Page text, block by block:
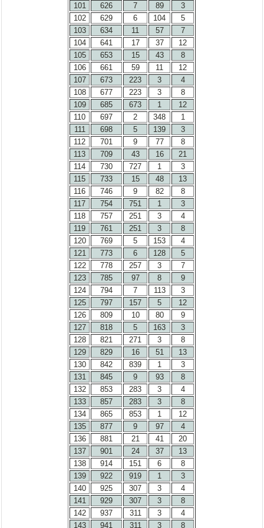
101 626 7 89
3
102
629 6 104
5
103
634 11 57
7
104
641 17 37
12
105
653 15 43
8
106
661 59 11
12
107
673 223 3
4
108
677 223 3
8
109
685 673 1
12
110
697 2 348
1
111
698 5 139
3
112
701 9 77
8
113
709 43 16
21
114
730 727 1
3
115
733 15 48
13
116
746 9 82
8
117
754 751 1
3
118
757 251 3
4
119
761 251 3
8
120
769 5 153
4
121
773 6 128
5
122
778 257 3
7
123
785 97 8
9
124
794 7 113
3
125
797 157 5
12
126
809 10 80
9
127
818 5 163
3
128
821 271 3
8
129
829 16 51
13
130
842 839 1
3
131
845 9 93
8
132
853 283 3
4
133
857 283 3
8
134
865 853 1
12
135
877 9 97
4
136
881 21 41
20
137
901 24 37
13
138
914 151 6
8
139
922 919 1
3
140
925 307 3
4
141
929 307 3
8
142
937 311 3
4
143
941 311 3 8